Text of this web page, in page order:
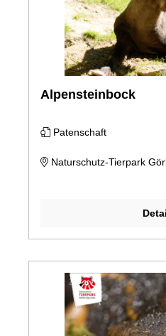
Alpensteinbock
Patenschaft
Naturschutz-Tierpark